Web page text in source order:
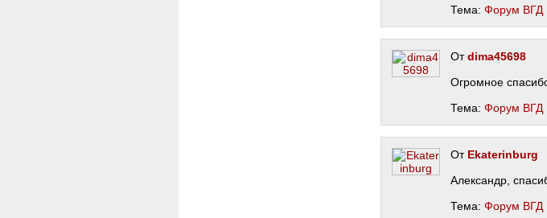
Тема: Форум ВГД
Отdima45698
Огромное
Тема: Форум ВГД
От Ekaterinburg
Александр,
Тема: Форум ВГД